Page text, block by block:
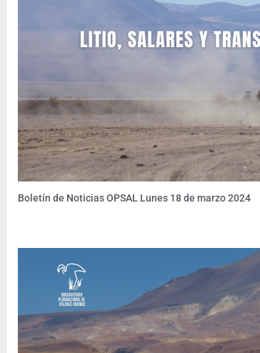
Boletín de Noticias OPSAL Lunes 18 de marzo 2024